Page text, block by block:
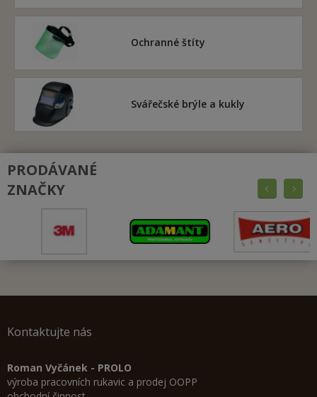
Ochranné štíty
Svářečské brýle a kukly
PRODÁVANÉ
ZNAČKY
Kontaktujte nás
Roman Vyčánek - PROLO
výroba pracovních rukavic a prodej OOPP